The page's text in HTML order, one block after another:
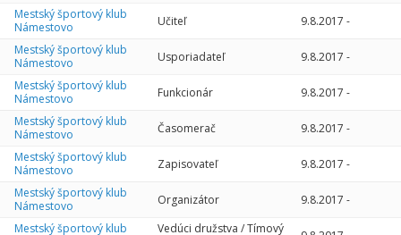
Mestský športový klub
Námestovo
Učiteľ 9.8.2017 -
Mestský športový klub
Námestovo
Usporiadateľ 9.8.2017 -
Mestský športový klub
Námestovo
Funkcionár 9.8.2017 -
Mestský športový klub
Námestovo
Časomerač 9.8.2017 -
Mestský športový klub
Námestovo
Zapisovateľ 9.8.2017 -
Mestský športový klub
Námestovo
Organizátor 9.8.2017 -
Mestský športový klub
Vedúci družstva / Tímový